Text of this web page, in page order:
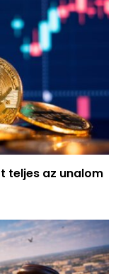
teljes az unalom